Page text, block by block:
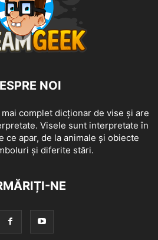
NOI
complet dicționar de vise și are
Visele sunt interpretate în
ce apar, de la animale și obiecte
și diferite stări.
NE